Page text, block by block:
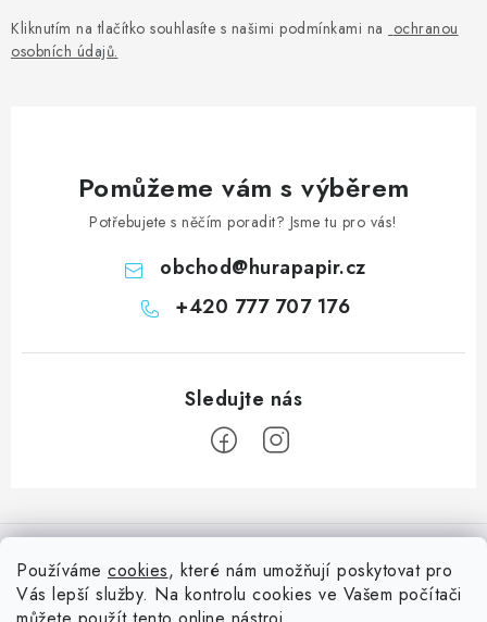
Používáme cookies, které nám umožňují poskytovat pro
Vás lepší služby. Na kontrolu cookies ve Vašem počítači
Kliknutím na tlačítko souhlasíte s našimi podmínkami na ochranou
osobních údajů.
Pomůžeme vám s výběrem
Potřebujete s něčím poradit? Jsme tu pro vás!
obchod@hurapapir.cz
+420 777 707 176
á
Doprava
Nepřehlédněte